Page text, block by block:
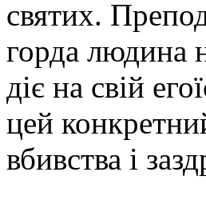
святих.
горда людина
діє на свій
цей
вбивства і